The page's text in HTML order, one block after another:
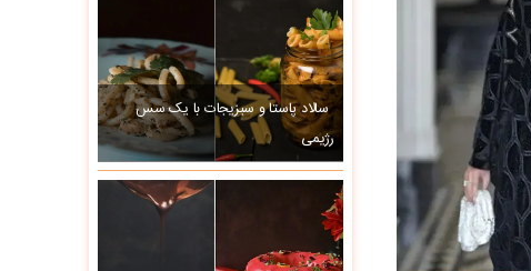
سالاد پاستا و سبزیجات با یک سس
رژیمی